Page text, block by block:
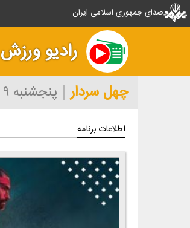
صدای جمهوری اسلامی ایران
رادیو ورزش
چهل سردار پنجشنبه ۹ مرداد ۱۴۰۴
اطلاعات برنامه